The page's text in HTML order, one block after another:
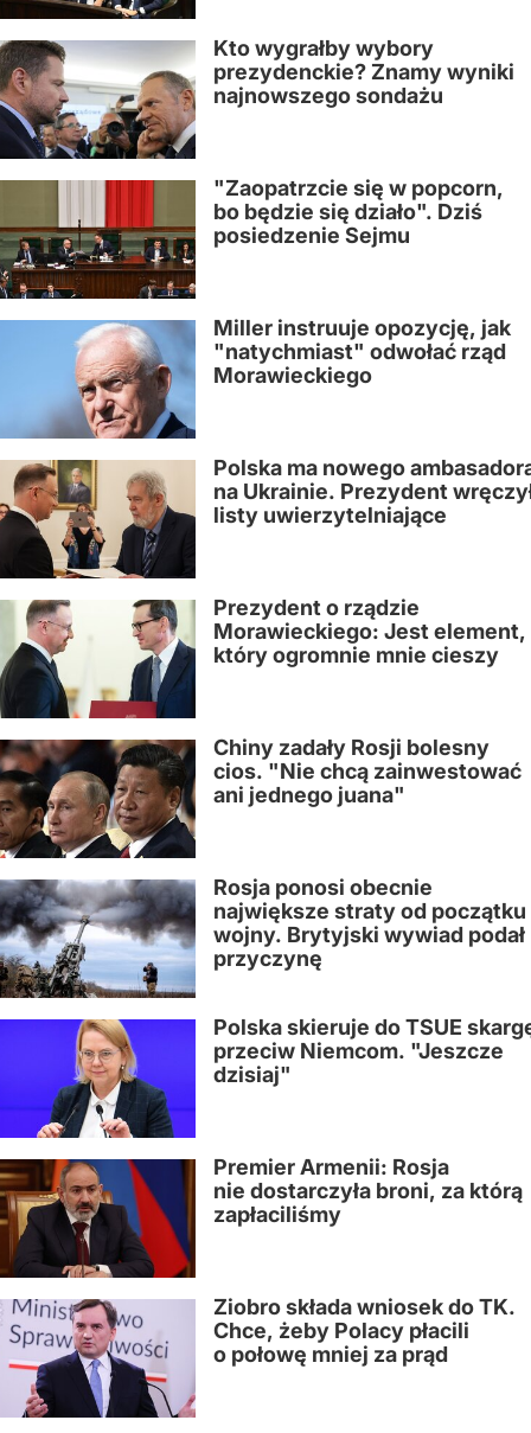
Kto wygrałby wybory
prezydenckie? Znamy wyniki
najnowszego sondażu
"Zaopatrzcie się w popcorn,
bo będzie się działo". Dziś
posiedzenie Sejmu
Miller instruuje opozycję, jak
"natychmiast" odwołać rząd
Morawieckiego
Polska ma nowego
na Ukrainie. Prezydent
listy uwierzytelniające
Prezydent o rządzie
Morawieckiego: Jest element,
który ogromnie mnie cieszy
Chiny zadały Rosji bolesny
cios. "Nie chcą zainwestować
ani jednego juana"
Rosja ponosi obecnie
największe straty od początku
wojny. Brytyjski wywiad podał
przyczynę
Polska skieruje do TSUE
przeciw Niemcom. "Jeszcze
dzisiaj"
Premier Armenii: Rosja
nie dostarczyła broni, za którą
zapłaciliśmy
Ziobro składa wniosek do TK.
Chce, żeby Polacy płacili
o połowę mniej za prąd